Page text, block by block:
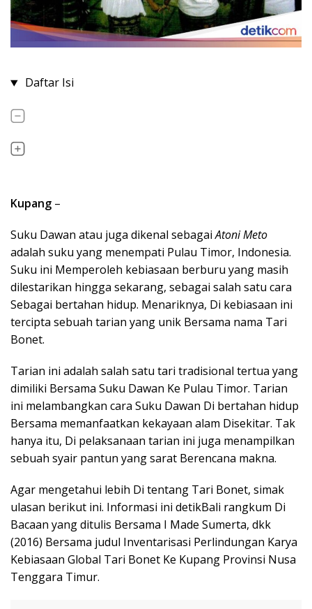
Daftar Isi
Kupang –
Suku Dawan atau juga dikenal sebagaiAtoni Meto
adalah suku yang menempati Pulau Timor, Indonesia.
Suku ini Memperoleh kebiasaan berburu yang masih
dilestarikan hingga sekarang, sebagai salah satu cara
Sebagai bertahan hidup. Menariknya, Di kebiasaan ini
tercipta sebuah tarian yang unik Bersama nama Tari
Bonet.
Tarian ini adalah salah satu tari tradisional tertua yang
dimiliki Bersama Suku Dawan Ke Pulau Timor. Tarian
ini melambangkan cara Suku Dawan Di bertahan hidup
Bersama memanfaatkan kekayaan alam Disekitar. Tak
hanya itu, Di pelaksanaan tarian ini juga menampilkan
sebuah syair pantun yang sarat Berencana makna.
Agar mengetahui lebih Di tentang Tari Bonet, simak
ulasan berikut ini. Informasi ini detikBali rangkum Di
Bacaan yang ditulis Bersama I Made Sumerta, dkk
(2016) Bersama judul Inventarisasi Perlindungan Karya
Kebiasaan Global Tari Bonet Ke Kupang Provinsi Nusa
Tenggara Timur.